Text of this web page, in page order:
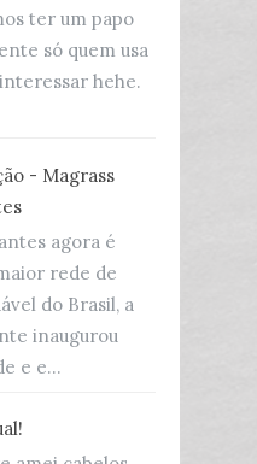
ter um papo
só quem usa
hehe.
- Magrass
agora é
rede de
do Brasil, a
inaugurou
e e...